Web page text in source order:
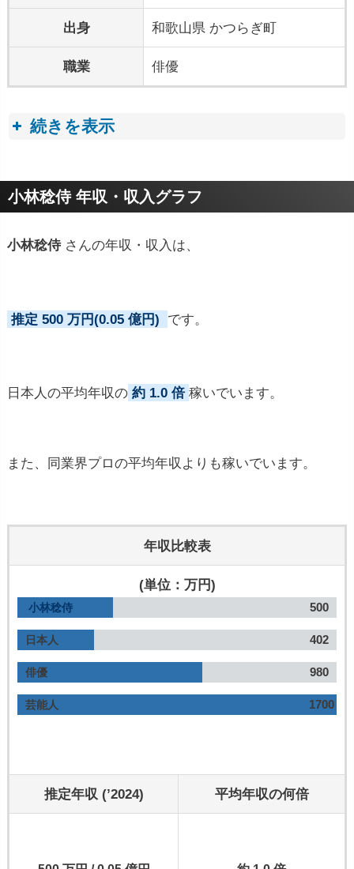
出身 和歌山県 かつらぎ町
職業 俳優
続きを表示
プロフィールトピック
小林稔侍 年収・収入グラフ
小林稔侍 さんの年収・収入は、
推定 500 万円(0.05 億円) です。
日本人の平均年収の 約 1.0 倍 稼いでいます。
また、同業界プロの平均年収よりも稼いでいます。
年収比較表
(単位：万円)
小林稔侍 500
日本人 402
俳優 980
芸能人 1700
推定年収 (’2024) 平均年収の何倍